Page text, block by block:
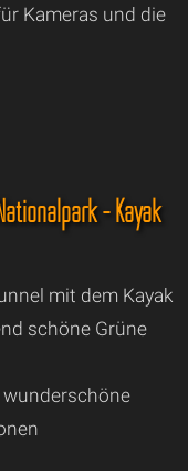
Kameras und die
- Kayak
mit dem Kayak
schöne Grüne
wunderschöne